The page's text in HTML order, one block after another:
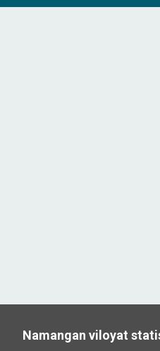
Namangan viloyat